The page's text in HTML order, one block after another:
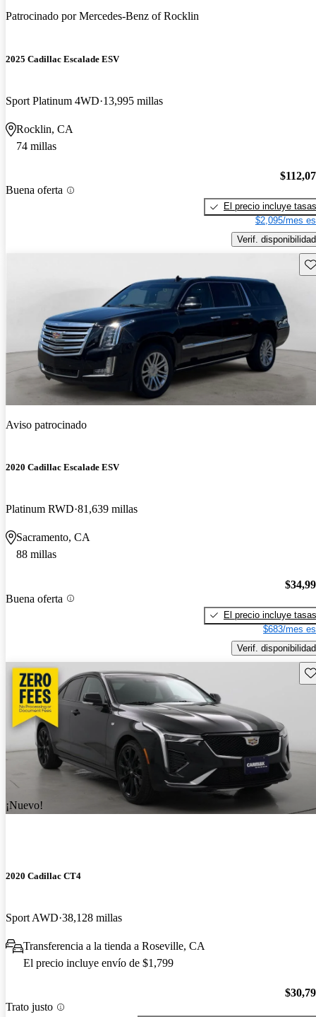
Patrocinado porMercedes-Benz of Rocklin
2025 Cadillac Escalade ESV
Sport Platinum 4WD 13,995 millas
Rocklin, CA
74 millas
Buena oferta
El precio incluye tasas
$2,095/mes
Verif. disponibilidad
Aviso patrocinado
2020 Cadillac Escalade ESV
Platinum RWD 81,639 millas
Sacramento, CA
88 millas
Buena oferta
El precio incluye tasas
$683/mes
Verif. disponibilidad
¡Nuevo!
2020 Cadillac CT4
Sport AWD 38,128 millas
Transferencia a la tienda a Roseville, CA
El precio incluye envío de $1,799
Trato justo